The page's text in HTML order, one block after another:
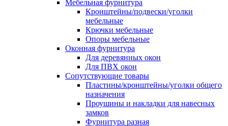
Мебельная фурнитура
Кронштейны/подвески/уголки
мебельные
Крючки мебельные
Опоры мебельные
Оконная фурнитура
Для деревянных окон
Для ПВХ окон
Сопутствующие товары
Пластины/кронштейны/уголки общего
назначения
Проушины и накладки для навесных
замков
Фурнитура разная